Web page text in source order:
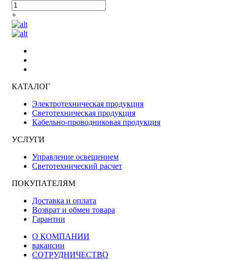
+
КАТАЛОГ
Электротехническая продукция
Светотехническая продукция
Кабельно-проводниковая продукция
УСЛУГИ
Управление освещением
Светотехнический расчет
ПОКУПАТЕЛЯМ
Доставка и оплата
Возврат и обмен товара
Гарантии
О КОМПАНИИ
вакансии
СОТРУДНИЧЕСТВО